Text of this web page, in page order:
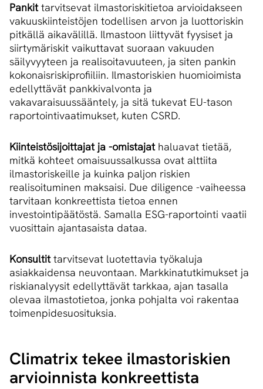
Pankittarvitsevat ilmastoriskitietoa arvioidakseen
vakuuskiinteistöjen todellisen arvon ja luottoriskin
pitkällä aikavälillä. Ilmastoon liittyvät fyysiset ja
siirtymäriskit vaikuttavat suoraan vakuuden
säilyvyyteen ja realisoitavuuteen, ja siten pankin
kokonaisriskiprofiiliin. Ilmastoriskien huomioimista
edellyttävät pankkivalvonta ja
vakavaraisuussääntely, ja sitä tukevat EU-tason
raportointivaatimukset, kuten CSRD.
Kiinteistösijoittajat ja -omistajathaluavat tietää,
mitkä kohteet omaisuussalkussa ovat alttiita
ilmastoriskeille ja kuinka paljon riskien
realisoituminen maksaisi. Due diligence -vaiheessa
tarvitaan konkreettista tietoa ennen
investointipäätöstä. Samalla ESG-raportointi vaatii
vuosittain ajantasaista dataa.
Konsultittarvitsevat luotettavia työkaluja
asiakkaidensa neuvontaan. Markkinatutkimukset ja
riskianalyysit edellyttävät tarkkaa, ajan tasalla
olevaa ilmastotietoa, jonka pohjalta voi rakentaa
toimenpidesuosituksia.
Climatrix tekee ilmastoriskien
arvioinnista konkreettista